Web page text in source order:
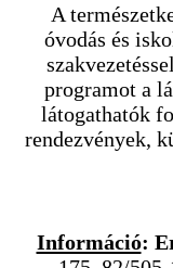
A
óvodás és
programot a
látogathatók
rendezvények,
Információ: